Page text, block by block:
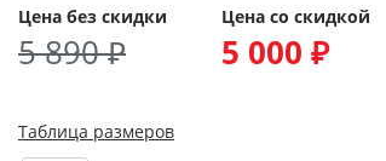
Цена без скидки
5 890 ₽
Цена со скидкой
5 000 ₽
Таблица размеров